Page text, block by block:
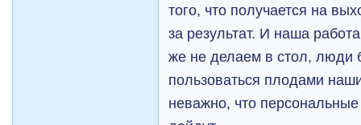
того, что получается на
за результат. И наша
же не делаем в стол, люди
пользоваться плодами
неважно, что